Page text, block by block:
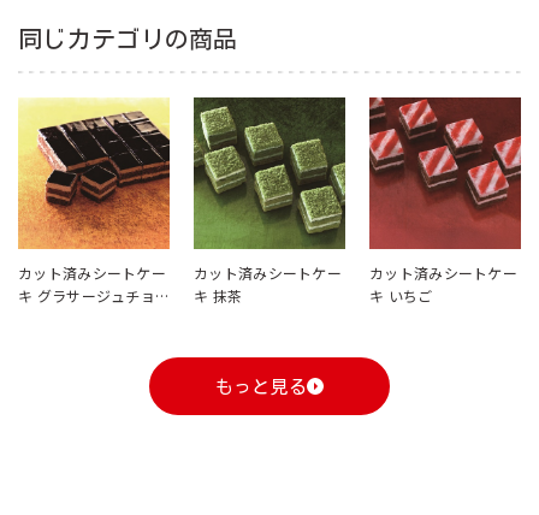
同じカテゴリの商品
カット済みシートケー
キ グラサージュチョ
カット済みシートケー
キ 抹茶
カット済みシートケー
キ いちご
もっと見る